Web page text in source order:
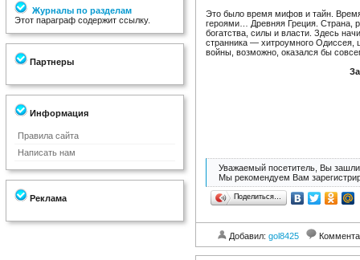
Журналы по разделам
Этот параграф содержит ссылку.
Партнеры
Информация
Правила сайта
Написать нам
Реклама
Это было время мифов и тайн.
героями… Древняя Греция. Страна,
богатства, силы и власти. Здесь
странника — хитроумного Одиссея,
войны, возможно, оказался бы
Уважаемый посетитель, Вы зашли
Мы рекомендуем Вам
Поделиться…
Добавил: gol8425